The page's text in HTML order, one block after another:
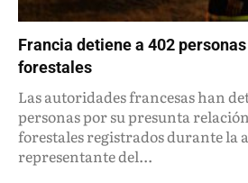
Francia detiene a 402
forestales
Las autoridades francesas han
personas por su presunta
forestales registrados durante la
representante del...